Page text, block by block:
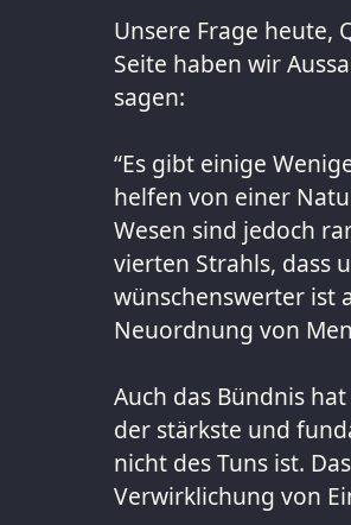
Unsere Frage heute,
Seite haben wir
sagen:
“Es gibt einige
helfen von einer
Wesen sind jedoch
vierten Strahls, dass
wünschenswerter ist
Neuordnung von
Auch das Bündnis
der stärkste und
nicht des Tuns ist.
Verwirklichung von